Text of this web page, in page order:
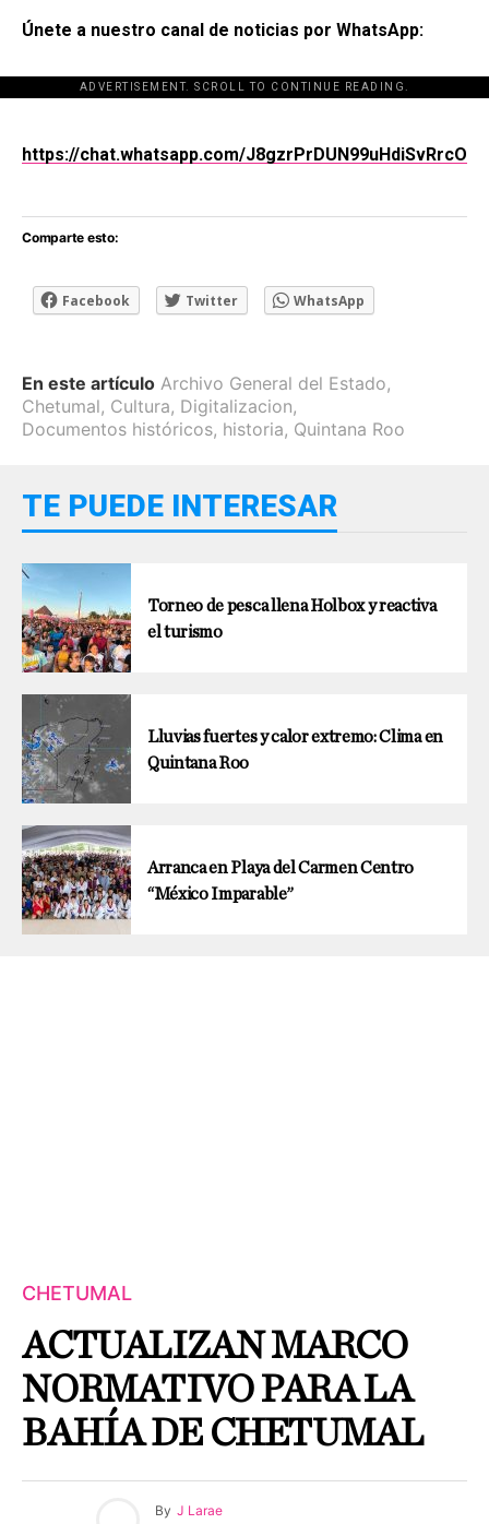
Únete a nuestro canal de noticias por WhatsApp:
ADVERTISEMENT. SCROLL TO CONTINUE READING.
[adsforwp id="243463"]
https://chat.whatsapp.com/J8gzrPrDUN99uHdiSvRrcO
Comparte esto:
Facebook Twitter WhatsApp
En este artículo Archivo General del Estado,
Chetumal, Cultura, Digitalizacion,
Documentos históricos, historia, Quintana Roo
TE PUEDE INTERESAR
Torneo de pesca llena Holbox y reactiva
el turismo
Lluvias fuertes y calor extremo: Clima en
Quintana Roo
Arranca en Playa del Carmen Centro
“México Imparable”
CHETUMAL
ACTUALIZAN MARCO
NORMATIVO PARA LA
BAHÍA DE CHETUMAL
By J Larae